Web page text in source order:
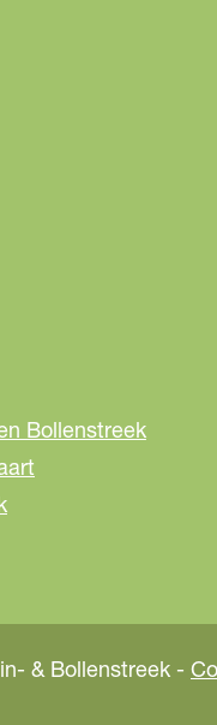
Bollenstreek
& Bollenstreek -